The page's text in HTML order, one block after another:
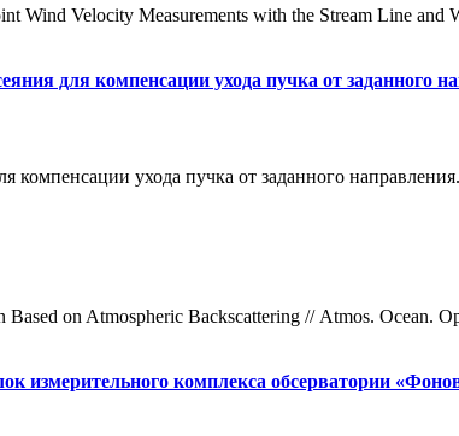
Wind Velocity Measurements with the Stream Line and
для компенсации ухода пучка от заданного
ухода пучка от заданного
on Atmospheric Backscattering // Atmos. Ocean.
измерительного комплекса обсерватории